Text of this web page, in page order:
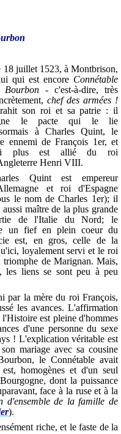
18 juillet 1523, à Montbrison,
qui est encore Connétable
Bourbon -c'est-à-dire, très
chef des armées !
son roi et sa patrie : il
le pacte qui le lie
à Charles Quint, le
ennemi de François 1er, et
plus est allié du roi
Henri VIII.
Quint est empereur
et roi d'Espagne
le nom de Charles 1er); il
aussi maître de la plus grande
de l'Italie du Nord; le
un fief en plein coeur du
est, en gros, celle de la
loyalement servi et le roi
de Marignan. Mais,
les liens se sont peu à peu
par la mère du roi François,
les avances. L'affirmation
est pleine d'hommes
d'une personne du sexe
! L'explication véritable est
mariage avec sa cousine
le Connétable avait
homogènes et d'un seul
dont la puissance
face à la ruse et à la
d'ensemble de la famille de
).
riche, et le faste de la